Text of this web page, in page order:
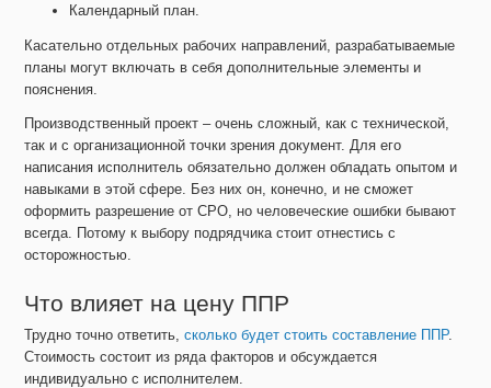
Календарный план.
Касательно отдельных рабочих направлений, разрабатываемые
планы могут включать в себя дополнительные элементы и
пояснения.
Производственный проект – очень сложный, как с технической,
так и с организационной точки зрения документ. Для его
написания исполнитель обязательно должен обладать опытом и
навыками в этой сфере. Без них он, конечно, и не сможет
оформить разрешение от СРО, но человеческие ошибки бывают
всегда. Потому к выбору подрядчика стоит отнестись с
осторожностью.
Что влияет на цену ППР
Трудно точно ответить,сколько будет стоить составление ППР.
Стоимость состоит из ряда факторов и обсуждается
индивидуально с исполнителем.